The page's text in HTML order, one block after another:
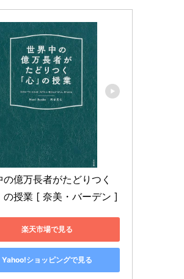
の億万長者がたどりつく
の授業 [ 奈美・バーデン ]
楽天市場で見る
Yahoo!ショッピングで見る